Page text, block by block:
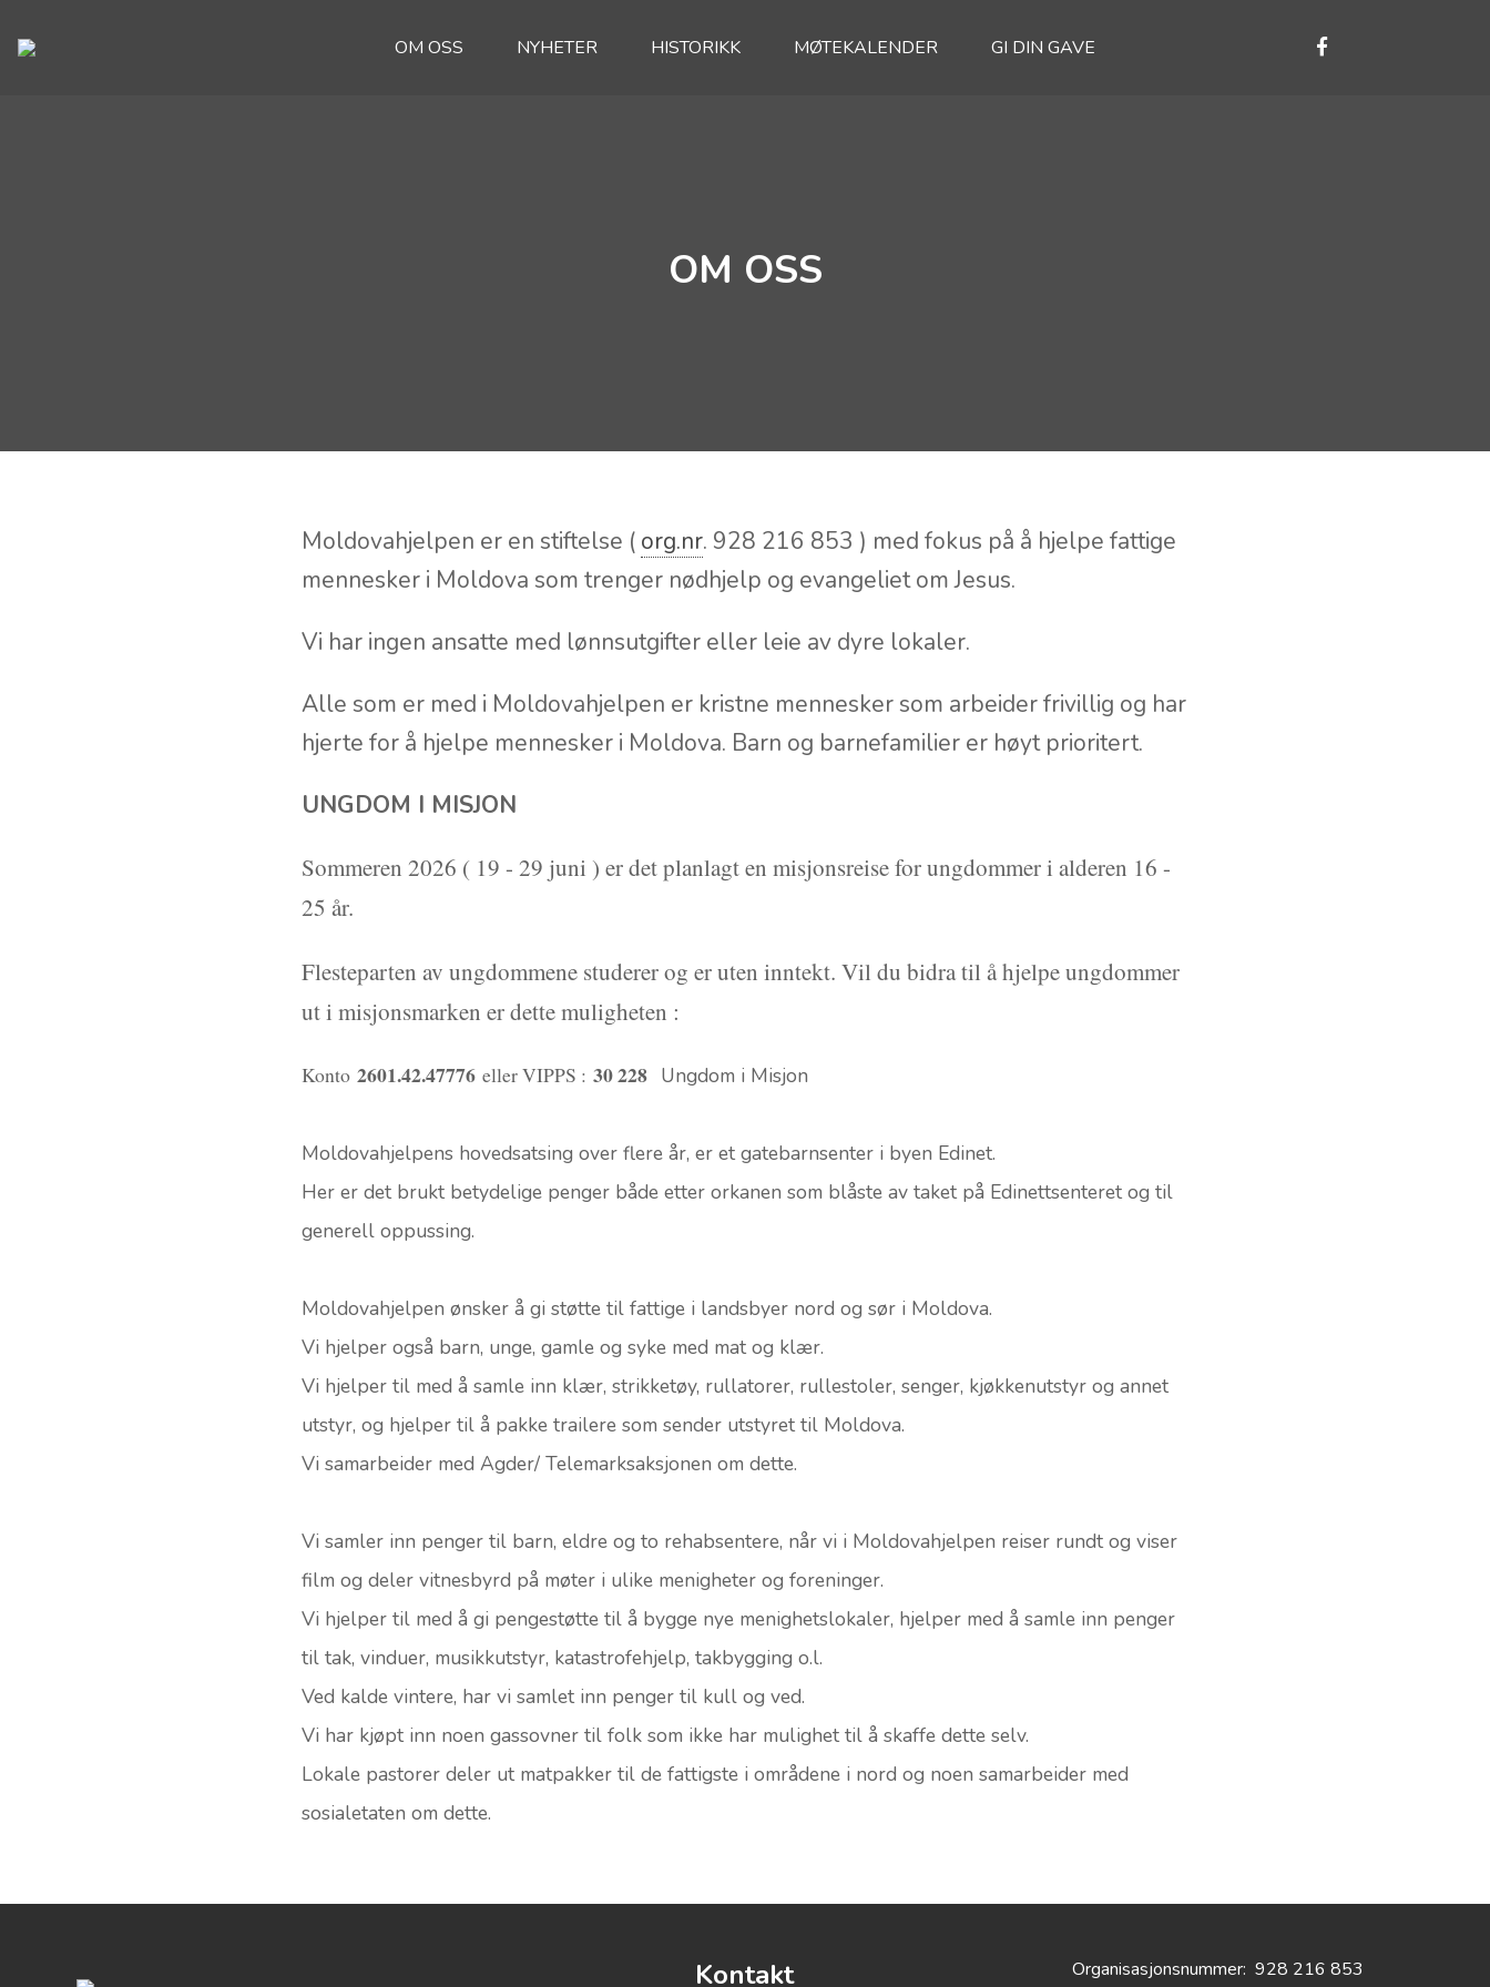
OM OSS NYHETER HISTORIKK MØTEKALENDER GI DIN GAVE
OM OSS
Moldovahjelpen er en stiftelse ( org.nr. 928 216 853 ) med fokus på å hjelpe fattige
mennesker i Moldova som trenger nødhjelp og evangeliet om Jesus.
Vi har ingen ansatte med lønnsutgifter eller leie av dyre lokaler.
Alle som er med i Moldovahjelpen er kristne mennesker som arbeider frivillig og har
hjerte for å hjelpe mennesker i Moldova. Barn og barnefamilier er høyt prioritert.
UNGDOM I MISJON
Sommeren 2026 ( 19 - 29 juni ) er det planlagt en misjonsreise for ungdommer i alderen 16 -
25 år.
Flesteparten av ungdommene studerer og er uten inntekt. Vil du bidra til å hjelpe ungdommer
ut i misjonsmarken er dette muligheten :
Konto 2601.42.47776 eller VIPPS : 30 228 Ungdom i Misjon
Moldovahjelpens hovedsatsing over flere år, er et gatebarnsenter i byen Edinet.
Her er det brukt betydelige penger både etter orkanen som blåste av taket på Edinettsenteret og til
generell oppussing.
Moldovahjelpen ønsker å gi støtte til fattige i landsbyer nord og sør i Moldova.
Vi hjelper også barn, unge, gamle og syke med mat og klær.
Vi hjelper til med å samle inn klær, strikketøy, rullatorer, rullestoler, senger, kjøkkenutstyr og annet
utstyr, og hjelper til å pakke trailere som sender utstyret til Moldova.
Vi samarbeider med Agder/ Telemarksaksjonen om dette.
Vi samler inn penger til barn, eldre og to rehabsentere, når vi i Moldovahjelpen reiser rundt og viser
film og deler vitnesbyrd på møter i ulike menigheter og foreninger.
Vi hjelper til med å gi pengestøtte til å bygge nye menighetslokaler, hjelper med å samle inn penger
til tak, vinduer, musikkutstyr, katastrofehjelp, takbygging o.l.
Ved kalde vintere, har vi samlet inn penger til kull og ved.
Vi har kjøpt inn noen gassovner til folk som ikke har mulighet til å skaffe dette selv.
Lokale pastorer deler ut matpakker til de fattigste i områdene i nord og noen samarbeider med
sosialetaten om dette.
Kontakt Organisasjonsnummer: 928 216 853